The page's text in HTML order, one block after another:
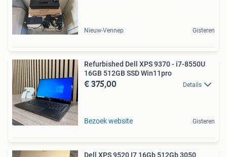
Nieuw-Vennep Gisteren
Refurbished Dell XPS 9370 - i7-8550U
16GB 512GB SSD Win11pro
€ 375,00 Details
Bezoek website Gisteren
Dell XPS 9520 I7 16Gb 512Gb 3050